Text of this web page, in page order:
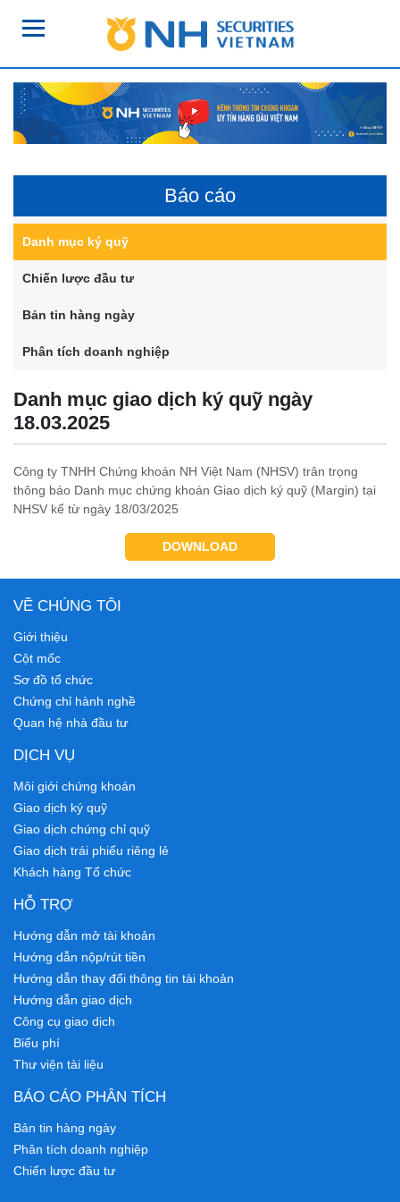
Báo cáo
Danh mục ký quỹ
Chiến lược đầu tư
Bản tin hàng ngày
Phân tích doanh nghiệp
Danh mục giao dịch ký quỹ ngày
18.03.2025
Công ty TNHH Chứng khoán NH Việt Nam (NHSV) trân trọng
thông báo Danh mục chứng khoán Giao dịch ký quỹ (Margin) tại
NHSV kể từ ngày 18/03/2025
DOWNLOAD
VỀ CHÚNG TÔI
Giới thiệu
Cột mốc
Sơ đồ tổ chức
Chứng chỉ hành nghề
Quan hệ nhà đầu tư
DỊCH VỤ
Môi giới chứng khoán
Giao dịch ký quỹ
Giao dịch chứng chỉ quỹ
Giao dịch trái phiếu riêng lẻ
Khách hàng Tổ chức
HỖ TRỢ
Hướng dẫn mở tài khoản
Hướng dẫn nộp/rút tiền
Hướng dẫn thay đổi thông tin tài khoản
Hướng dẫn giao dịch
Công cụ giao dịch
Biểu phí
Thư viện tài liệu
BÁO CÁO PHÂN TÍCH
Bản tin hàng ngày
Phân tích doanh nghiệp
Chiến lược đầu tư